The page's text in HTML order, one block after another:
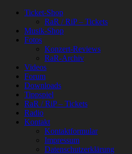
Ticket-Shop
RaR / RiP – Tickets
Musik-Shop
Fotos
Konzert-Reviews
RaR-Archiv
Videos
Forum
Downloads
Tippspiel
RaR / RiP – Tickets
Radio
Kontakt
Kontaktformular
Impressum
Datenschutzerklärung